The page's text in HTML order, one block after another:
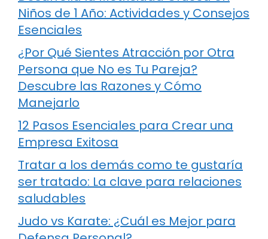
Niños de 1 Año: Actividades y Consejos
Esenciales
¿Por Qué Sientes Atracción por Otra
Persona que No es Tu Pareja?
Descubre las Razones y Cómo
Manejarlo
12 Pasos Esenciales para Crear una
Empresa Exitosa
Tratar a los demás como te gustaría
ser tratado: La clave para relaciones
saludables
Judo vs Karate: ¿Cuál es Mejor para